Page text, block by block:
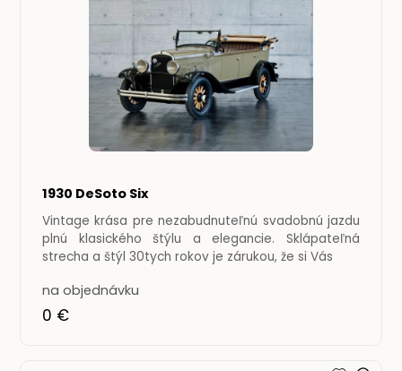
1930 DeSoto Six
Vintage krása pre nezabudnuteľnú svadobnú jazdu
plnú klasického štýlu a elegancie. Sklápateľná
strecha a štýl 30tych rokov je zárukou, že si Vás
na objednávku
0 €